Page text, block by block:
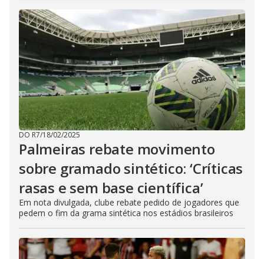
DO R7/18/02/2025
Palmeiras rebate movimento
sobre gramado sintético: ‘Críticas
rasas e sem base científica’
Em nota divulgada, clube rebate pedido de jogadores que
pedem o fim da grama sintética nos estádios brasileiros